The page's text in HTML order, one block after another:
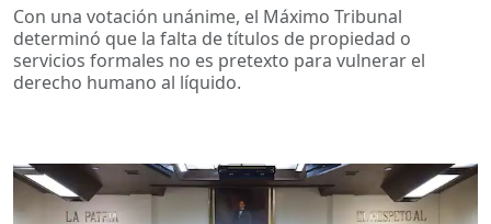
Con una votación unánime, el Máximo Tribunal
determinó que la falta de títulos de propiedad o
servicios formales no es pretexto para vulnerar el
derecho humano al líquido.